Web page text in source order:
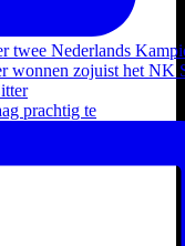
prachtig te